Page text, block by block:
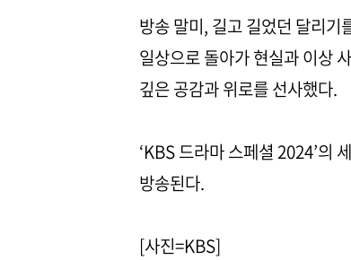
방송 말미, 길고 길었던 달리기
일상으로 돌아가 현실과 이상
깊은 공감과 위로를 선사했다.
‘KBS 드라마 스페셜 2024’의
방송된다.
[사진=KBS]